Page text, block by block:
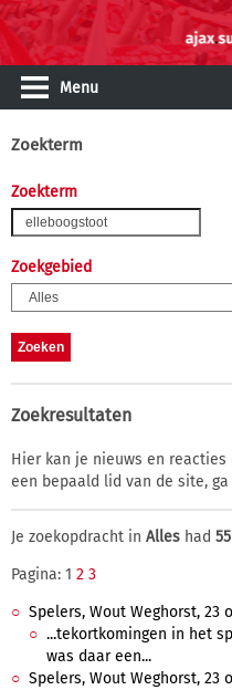
Menu
Zoekterm
Zoekterm
Zoekgebied
Zoekresultaten
Hier kan je nieuws en reacties
een bepaald lid van de site,
Je zoekopdracht in Alles had 55
Pagina: 1 2 3
Spelers, Wout Weghorst, 23
...tekortkomingen in het
was daar een...
Spelers, Wout Weghorst, 23